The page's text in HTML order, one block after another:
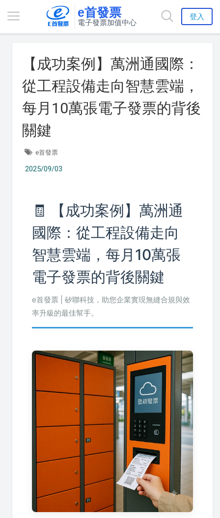
e首發票
電子發票加值中心
登入
【成功案例】萬洲通國際：
從工程設備走向智慧雲端，
每月10萬張電子發票的背後
關鍵
e首發票
2025/09/03
🧾 【成功案例】萬洲通
國際：從工程設備走向
智慧雲端，每月10萬張
電子發票的背後關鍵
e首發票 | 矽聯科技，助您企業實現無縫合規與效
率升級的最佳幫手。